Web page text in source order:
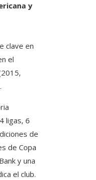
y
clave en
el
ligas, 6
de
de Copa
y una
el club.